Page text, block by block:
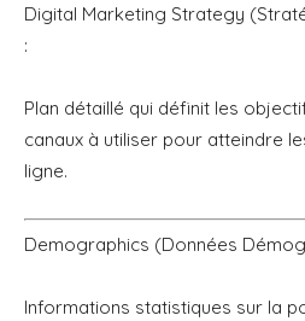
Digital Marketing Strategy
:
Plan détaillé qui définit les
canaux à utiliser pour atteindre
ligne.
Demographics (Données
Informations statistiques sur la